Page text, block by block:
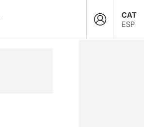
CAT
ESP